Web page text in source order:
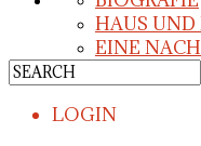
HAUS UND
EINE
LOGIN